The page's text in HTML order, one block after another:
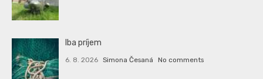
Iba príjem
6. 8. 2026 Simona Česaná No comments